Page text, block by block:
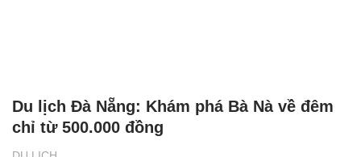
Du lịch Đà Nẵng: Khám phá Bà Nà về đêm
chỉ từ 500.000 đồng